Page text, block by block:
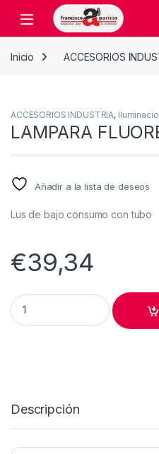
Skip to navigation
Skip to content
Open
Inicio ACCESORIOS
ACCESORIOS INDUSTRIA,
LAMPARA
Añadir a la lista de deseos
Lus de bajo consumo con tubo
€39,34
LAMPARA FLUORESCENTE 9
Descripción